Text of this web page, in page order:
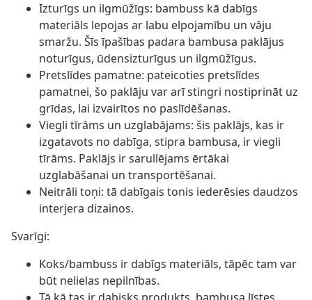
Izturīgs un ilgmūžīgs: bambuss kā dabīgs
materiāls lepojas ar labu elpojamību un vāju
smaržu. Šīs īpašības padara bambusa paklājus
noturīgus, ūdensizturīgus un ilgmūžīgus.
Pretslīdes pamatne: pateicoties pretslīdes
pamatnei, šo paklāju var arī stingri nostiprināt uz
grīdas, lai izvairītos no paslīdēšanas.
Viegli tīrāms un uzglabājams: šis paklājs, kas ir
izgatavots no dabīga, stipra bambusa, ir viegli
tīrāms. Paklājs ir sarullējams ērtākai
uzglabāšanai un transportēšanai.
Neitrāli toņi: tā dabīgais tonis iederēsies daudzos
interjera dizainos.
Svarīgi:
Koks/bambuss ir dabīgs materiāls, tāpēc tam var
būt nelielas nepilnības.